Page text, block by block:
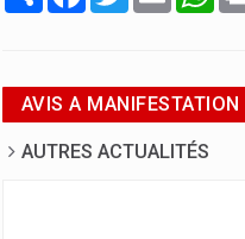
AVIS A
AUTRES ACTUALITÉS